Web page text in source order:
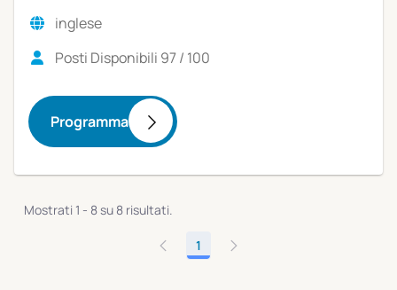
inglese
Posti Disponibili 97 / 100
Programma
Mostrati 1 - 8 su 8 risultati.
Pagina
1